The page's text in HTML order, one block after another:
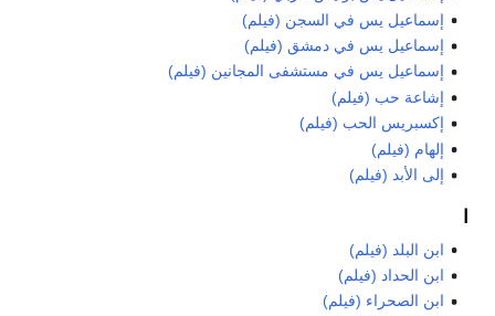
إسماعيل يس في السجن (فيلم)
إسماعيل يس في دمشق (فيلم)
إسماعيل يس في مستشفى المجانين (فيلم)
إشاعة حب (فيلم)
إكسبريس الحب (فيلم)
إلهام (فيلم)
إلى الأبد (فيلم)
ابن البلد (فيلم)
ابن الحداد (فيلم)
ابن الصحراء (فيلم)